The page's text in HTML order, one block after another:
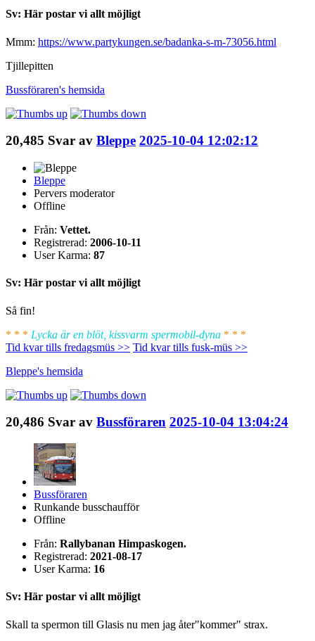
Sv: Här postar vi allt möjligt
Mmm: https://www.partykungen.se/badanka-s-m-73056.html
Tjillepitten
Bussföraren's hemsida
20,485 Svar av Bleppe 2025-10-04 12:02:12
Bleppe
Pervers moderator
Offline
Från: Vettet.
Registrerad: 2006-10-11
User Karma: 87
Sv: Här postar vi allt möjligt
Så fin!
* * * Lycka är en blöt, kissvarm spermobil-dyna * * *
Tid kvar tills fredagsmüs >> Tid kvar tills fusk-müs >>
Bleppe's hemsida
20,486 Svar av Bussföraren 2025-10-04 13:04:24
Bussföraren
Runkande busschaufför
Offline
Från: Rallybanan Himpaskogen.
Registrerad: 2021-08-17
User Karma: 16
Sv: Här postar vi allt möjligt
Skall ta spermon till Glasis nu men jag åter"kommer" strax.